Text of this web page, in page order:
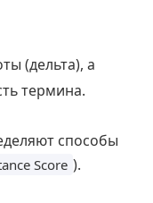
(дельта), а
термина.
способы
Score ).